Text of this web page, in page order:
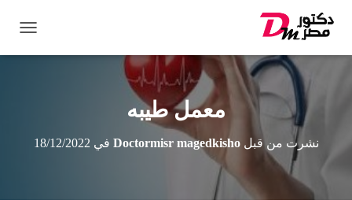
ب
معمل طيبه
نشرت من قبلDoctormisr magedkisho في 18/12/2022